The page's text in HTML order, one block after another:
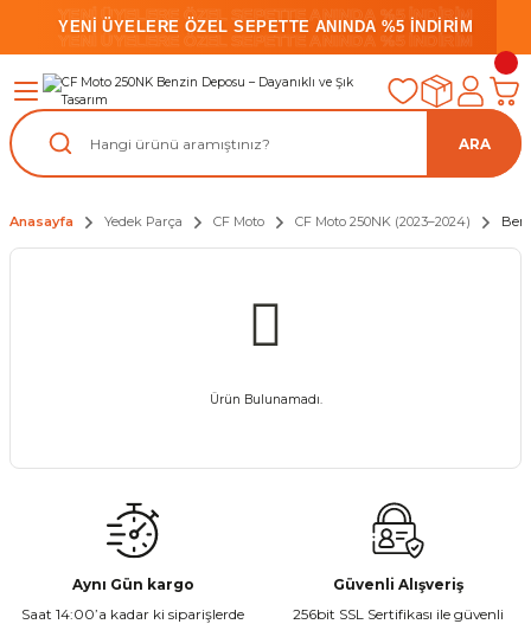
YENİ ÜYELERE ÖZEL SEPETTE ANINDA %5 İNDİRİM
YENİ ÜYELERE ÖZEL SEPETTE ANINDA %5 İNDİRİM
YENİ ÜYELERE ÖZEL SEPETTE ANINDA %5 İNDİRİM
ARA
Anasayfa Yedek Parça CF Moto CF Moto 250NK (2023–2024)
Ürün Bulunamadı.
Aynı Gün kargo
Saat 14:00’a kadar ki siparişlerde
Güvenli Alışveriş
256bit SSL Sertifikası ile güvenli